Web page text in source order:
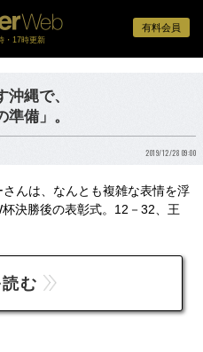
有料会員
・17時更新
沖縄で、
備」。
2019/12/28 09:00
んは、なんとも複雑な表情を浮
決勝後の表彰式。12－32、王
む